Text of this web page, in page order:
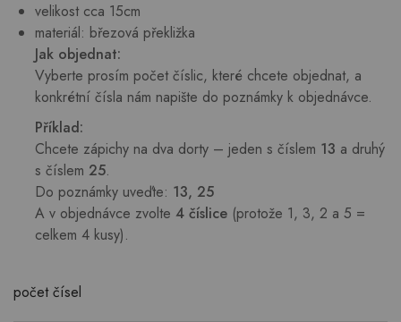
velikost cca 15cm
materiál: březová překližka
Jak objednat:
Vyberte prosím počet číslic, které chcete objednat, a
konkrétní čísla nám napište do poznámky k objednávce.
Příklad:
Chcete zápichy na dva dorty – jeden s číslem 13 a druhý
s číslem 25.
Do poznámky uveďte: 13, 25
A v objednávce zvolte 4 číslice (protože 1, 3, 2 a 5 =
celkem 4 kusy).
počet čísel